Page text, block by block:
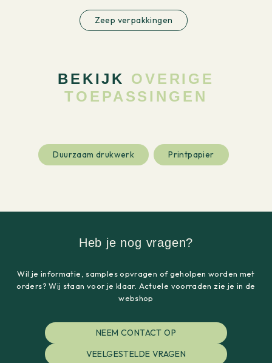
Zeep verpakkingen
BEKIJK OVERIGE
TOEPASSINGEN
Duurzaam drukwerk Printpapier
Heb je nog vragen?
Wil je informatie, samples opvragen of geholpen worden met
orders? Wij staan voor je klaar. Actuele voorraden zie je in de
webshop
NEEM CONTACT OP
VEELGESTELDE VRAGEN